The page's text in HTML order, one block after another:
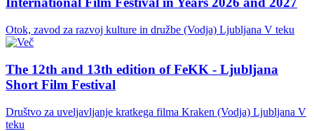
Otok, zavod za razvoj kulture in družbe (Vodja) Ljubljana V teku
The 12th and 13th edition of FeKK - Ljubljana
Short Film Festival
Društvo za uveljavljanje kratkega filma Kraken (Vodja) Ljubljana V
teku